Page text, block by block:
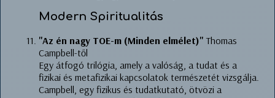
Modern Spiritualitás
"Az én nagy TOE-m (Minden elmélet)" Thomas
Campbell-től
Egy átfogó trilógia, amely a valóság, a tudat és a
fizikai és metafizikai kapcsolatok természetét vizsgálja.
Campbell, egy fizikus és tudatkutató, ötvözi a